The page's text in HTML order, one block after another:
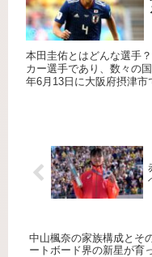
本田圭佑とはどんな選手
カー選手であり、数々の
年6月13日に大阪府摂津市
中山楓奈の家族構成とそ
ートボード界の新星が育